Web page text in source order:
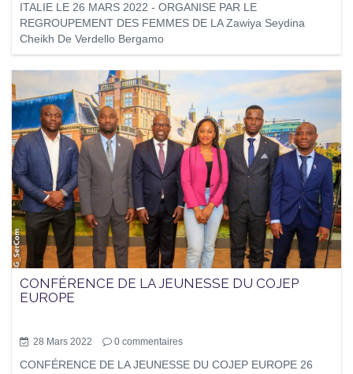
ITALIE LE 26 MARS 2022 - ORGANISE PAR LE
REGROUPEMENT DES FEMMES DE LA Zawiya Seydina
Cheikh De Verdello Bergamo
CONFÉRENCE DE LA JEUNESSE DU COJEP
EUROPE
28 Mars 2022 0 commentaires
CONFÉRENCE DE LA JEUNESSE DU COJEP EUROPE 26